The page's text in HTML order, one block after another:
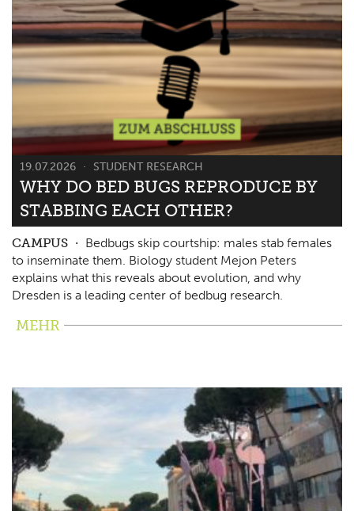
19.07.2026 STUDENT RESEARCH
WHY DO BED BUGS REPRODUCE BY
STABBING EACH OTHER?
CAMPUS
Bedbugs skip courtship: males stab females
to inseminate them. Biology student Mejon Peters
explains what this reveals about evolution, and why
Dresden is a leading center of bedbug research.
MEHR